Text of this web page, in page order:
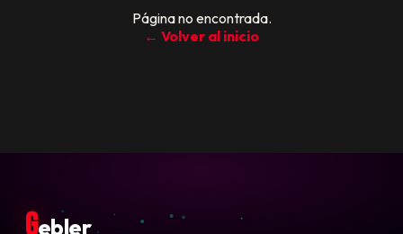
Página no encontrada.
← Volver al inicio
ebler